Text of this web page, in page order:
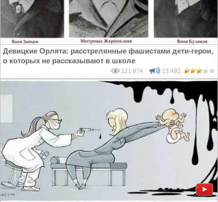
Девицкие Орлята: расстрелянные фашистами дети-герои,
о которых не рассказывают в школе
121 874 13 492